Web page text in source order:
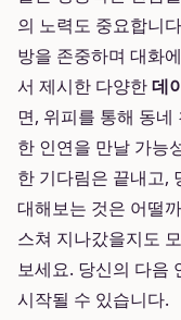
의 노력도 중요합니
방을 존중하며 대화
서 제시한 다양한데
면, 위피를 통해 동
한 인연을 만날 가능
한 기다림은 끝내고,
대해보는 것은 어떨
스쳐 지나갔을지도
보세요. 당신의 다음
시작될 수 있습니다.